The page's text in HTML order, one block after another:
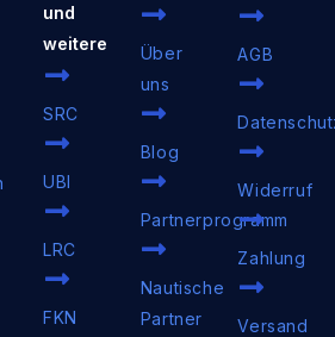
und
weitere
SRC
UBI
LRC
FKN
Über
uns
Blog
Partnerprogramm
Nautische
Partner
AGB
Widerruf
Zahlung
Versand